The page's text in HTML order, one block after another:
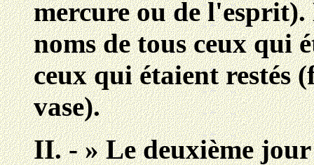
mercure ou de
noms de tous ceux qui
ceux qui étaient restés
vase).
II. - » Le deuxième jour